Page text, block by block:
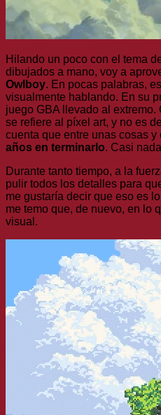
Hilando un poco con el tema
dibujados a mano, voy a
Owlboy. En pocas palabras,
visualmente hablando. En su
juego GBA llevado al
se refiere al píxel art, y no es
cuenta que entre unas cosas y
años en terminarlo. Casi
Durante tanto tiempo, a la
pulir todos los detalles para
me gustaría decir que eso es
me temo que, de nuevo, en lo
visual.